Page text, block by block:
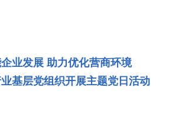
业发展 助力优化营商环境
基层党组织开展主题党日活动